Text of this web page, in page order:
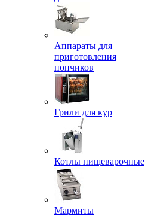
Аппараты для
приготовления
пончиков
Грили для кур
Котлы пищеварочные
Мармиты